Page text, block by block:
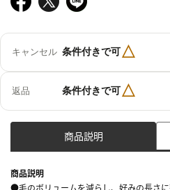
キャンセル 条件付きで可△
返品 条件付きで可△
商品説明
商品説明
●毛のボリュームを減らし、好みの長さ